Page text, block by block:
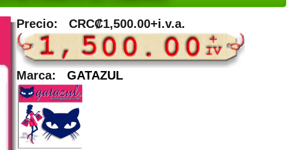
Precio: CRC₡1,500.00+i.v.a.
Marca: GATAZUL